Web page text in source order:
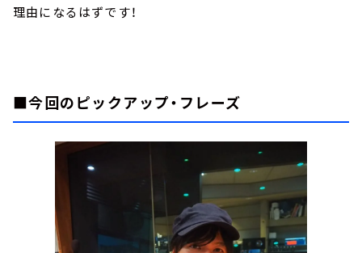
理由になるはずです！
■今回のピックアップ・フレーズ